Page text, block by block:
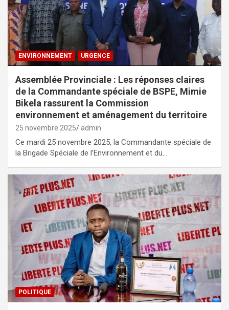
ENVIRONNEMENT URGENCE
Assemblée Provinciale : Les réponses claires
de la Commandante spéciale de BSPE, Mimie
Bikela rassurent la Commission
environnement et aménagement du territoire
25 novembre 2025 admin
Ce mardi 25 novembre 2025, la Commandante spéciale de
la Brigade Spéciale de l’Environnement et du…
POLITIQUE